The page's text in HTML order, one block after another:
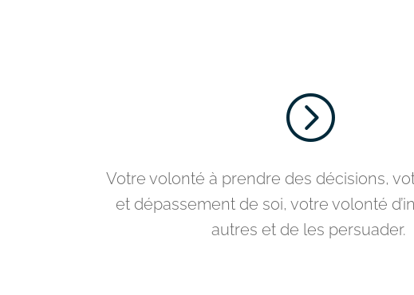
=
Votre volonté à prendre des décisions,
et dépassement de soi, votre volonté
autres et de les persuader.